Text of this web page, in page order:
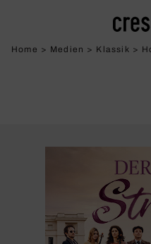
Home > Medien > Klassik >